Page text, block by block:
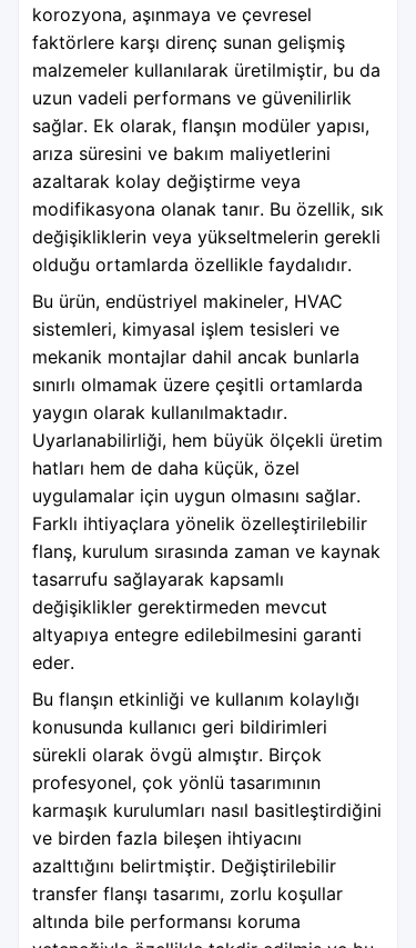
korozyona, aşınmaya ve çevresel
faktörlere karşı direnç sunan gelişmiş
malzemeler kullanılarak üretilmiştir, bu da
uzun vadeli performans ve güvenilirlik
sağlar. Ek olarak, flanşın modüler yapısı,
arıza süresini ve bakım maliyetlerini
azaltarak kolay değiştirme veya
modifikasyona olanak tanır. Bu özellik, sık
değişikliklerin veya yükseltmelerin gerekli
olduğu ortamlarda özellikle faydalıdır.
Bu ürün, endüstriyel makineler, HVAC
sistemleri, kimyasal işlem tesisleri ve
mekanik montajlar dahil ancak bunlarla
sınırlı olmamak üzere çeşitli ortamlarda
yaygın olarak kullanılmaktadır.
Uyarlanabilirliği, hem büyük ölçekli üretim
hatları hem de daha küçük, özel
uygulamalar için uygun olmasını sağlar.
Farklı ihtiyaçlara yönelik özelleştirilebilir
flanş, kurulum sırasında zaman ve kaynak
tasarrufu sağlayarak kapsamlı
değişiklikler gerektirmeden mevcut
altyapıya entegre edilebilmesini garanti
eder.
Bu flanşın etkinliği ve kullanım kolaylığı
konusunda kullanıcı geri bildirimleri
sürekli olarak övgü almıştır. Birçok
profesyonel, çok yönlü tasarımının
karmaşık kurulumları nasıl basitleştirdiğini
ve birden fazla bileşen ihtiyacını
azalttığını belirtmiştir. Değiştirilebilir
transfer flanşı tasarımı, zorlu koşullar
altında bile performansı koruma